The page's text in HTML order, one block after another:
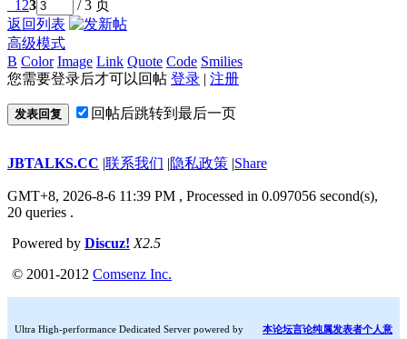
1 23
/ 3 页
返回列表
高级模式
B Color Image Link Quote Code Smilies
您需要登录后才可以回帖 登录 | 注册
发表回复 回帖后跳转到最后一页
JBTALKS.CC |联系我们 |隐私政策 |Share
GMT+8, 2026-8-6 11:39 PM , Processed in 0.097056 second(s),
20 queries .
Powered by Discuz! X2.5
© 2001-2012 Comsenz Inc.
Ultra High-performance Dedicated Server powered by 本论坛言论纯属发表者个人意